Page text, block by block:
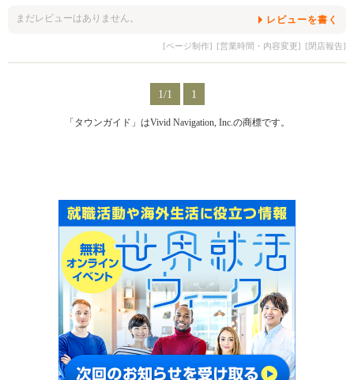
まだレビューはありません。 レビューを書く
[ページ制作] [営業時間・内容変更] [閉店報告]
1/1 1
「タウンガイド」はVivid Navigation, Inc.の商標です。